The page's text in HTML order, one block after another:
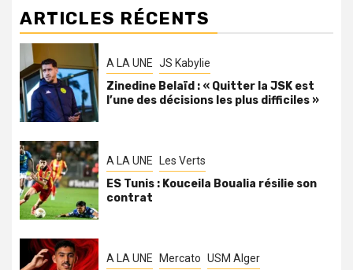
ARTICLES RÉCENTS
A LA UNE JS Kabylie
Zinedine Belaïd : « Quitter la JSK est
l’une des décisions les plus difficiles »
A LA UNE Les Verts
ES Tunis : Kouceila Boualia résilie son
contrat
A LA UNE Mercato USM Alger